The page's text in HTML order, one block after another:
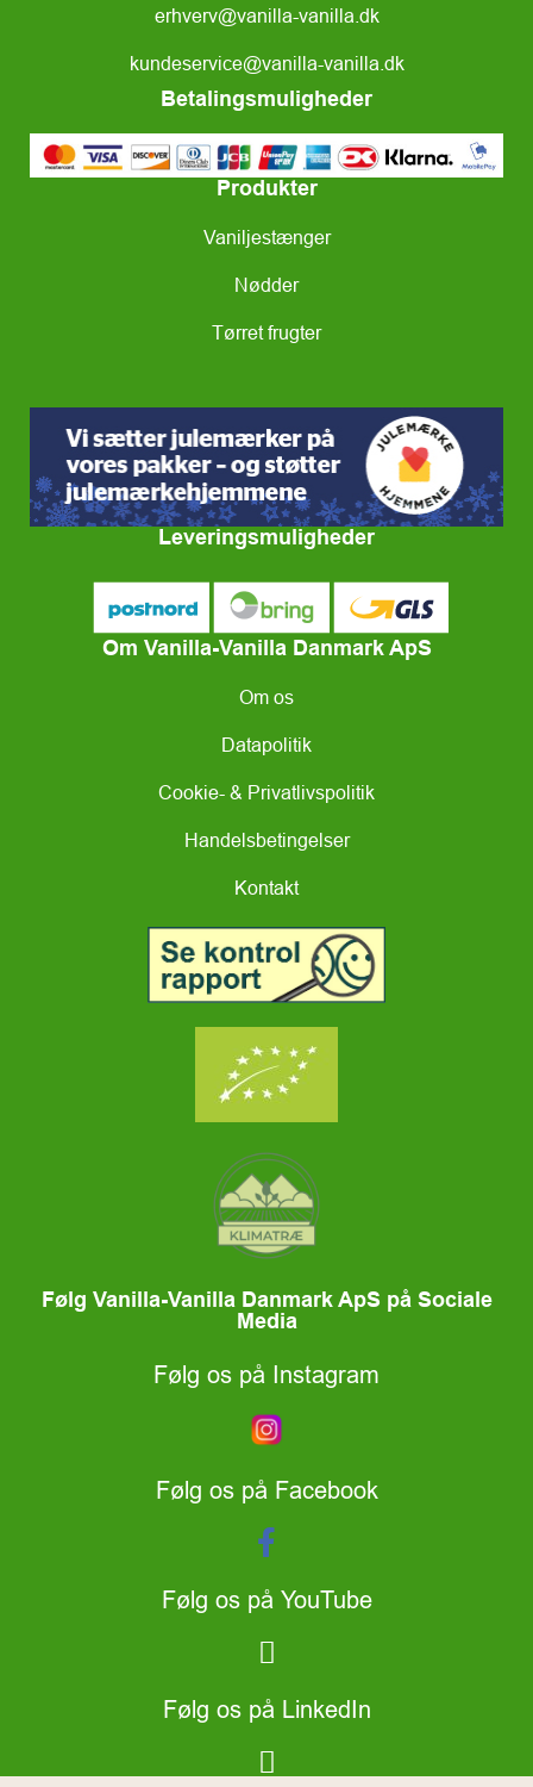
erhverv@vanilla-vanilla.dk
kundeservice@vanilla-vanilla.dk
Betalingsmuligheder
Produkter
Vaniljestænger
Nødder
Tørret frugter
Leveringsmuligheder
Om Vanilla-Vanilla Danmark ApS
Om os
Datapolitik
Cookie- & Privatlivspolitik
Handelsbetingelser
Kontakt
Følg Vanilla-Vanilla Danmark ApS på Sociale
Media
Følg os på Instagram
Følg os på Facebook
Følg os på YouTube
Følg os på LinkedIn